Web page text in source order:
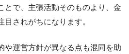
とで、主張活動そのものより、金
されがちになります。
や運営方針が異なる点も混同を助